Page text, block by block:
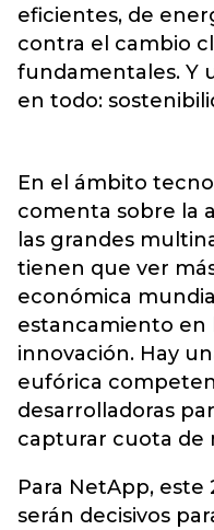
eficientes, de
contra el cambio
fundamentales. Y
en todo:
En el ámbito
comenta sobre la
las grandes
tienen que ver
económica
estancamiento en
innovación. Hay
eufórica
desarrolladoras
capturar cuota de
Para NetApp, este
serán decisivos